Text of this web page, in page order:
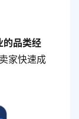
的品类经
家快速成